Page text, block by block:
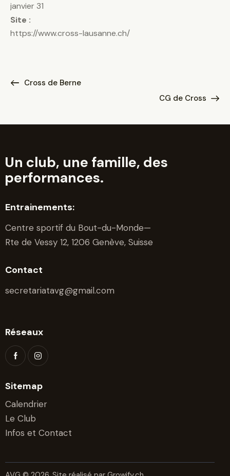
janvier 31
Site :
https://www.cross-lausanne.ch/
Cross de Berne
CG de Cross
Un club, une famille, des
performances.
Entrainements:
Centre sportif du Bout-du-Monde—
Rte de Vessy 12, 1206 Genève, Suisse
Contact
secretariatavg@gmail.com
Réseaux
Sitemap
Calendrier
Le Club
Infos et Contact